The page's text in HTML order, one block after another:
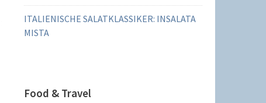
ITALIENISCHE SALATKLASSIKER: INSALATA
MISTA
Food & Travel